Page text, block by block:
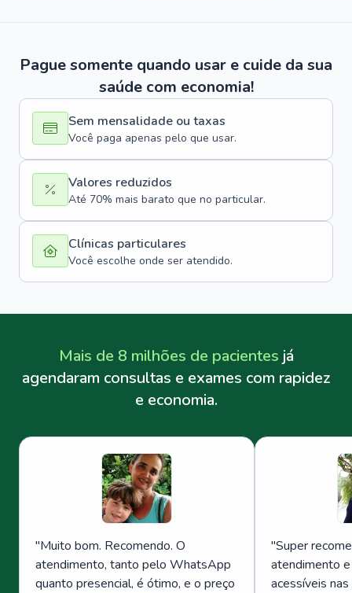
Pague somente quando usar e cuide da sua
saúde com economia!
Sem mensalidade ou taxas
Você paga apenas pelo que usar.
Valores reduzidos
Até 70% mais barato que no particular.
Clínicas particulares
Você escolhe onde ser atendido.
Mais de 8 milhões de pacientes já
agendaram consultas e exames com rapidez
e economia.
"Muito bom. Recomendo. O
atendimento, tanto pelo WhatsApp
quanto presencial, é ótimo, e o preço
"Super
atendimento
acessíveis